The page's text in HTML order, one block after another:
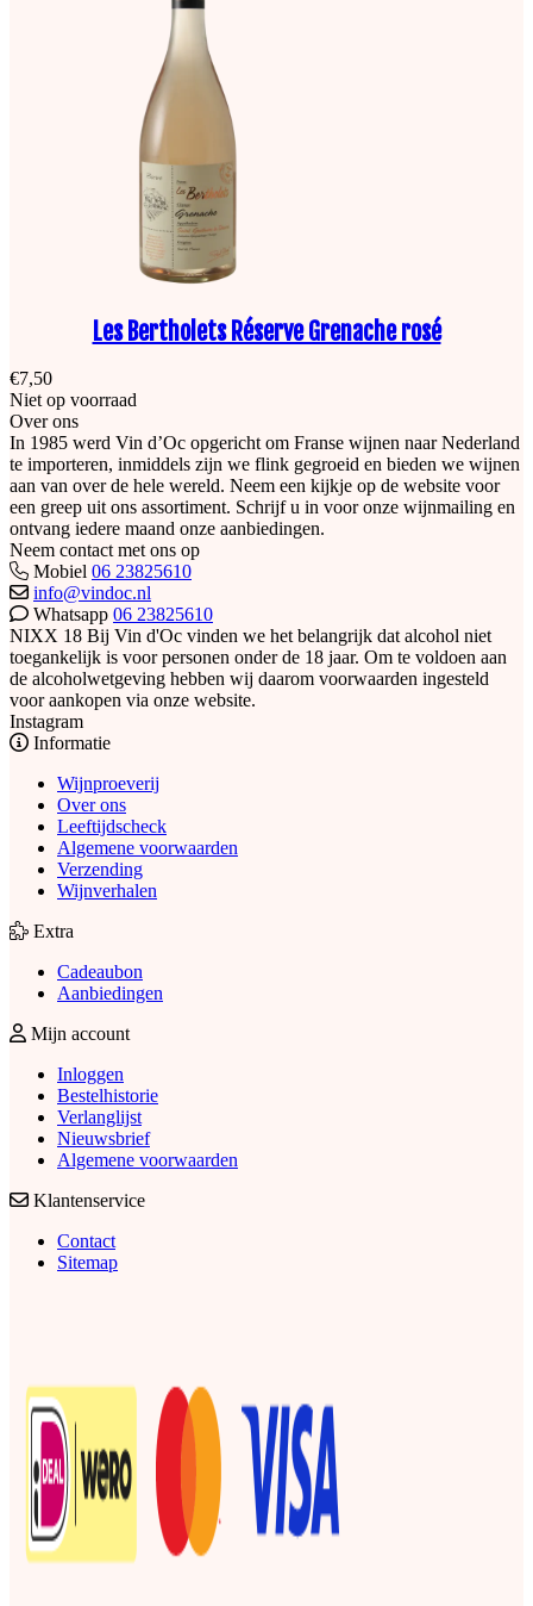
Les Bertholets Réserve Grenache rosé
€7,50
Niet op voorraad
Over ons
In 1985 werd Vin d’Oc opgericht om Franse wijnen naar Nederland
te importeren, inmiddels zijn we flink gegroeid en bieden we wijnen
aan van over de hele wereld. Neem een kijkje op de website voor
een greep uit ons assortiment. Schrijf u in voor onze wijnmailing en
ontvang iedere maand onze aanbiedingen.
Neem contact met ons op
Mobiel 06 23825610
info@vindoc.nl
Whatsapp 06 23825610
NIXX 18 Bij Vin d'Oc vinden we het belangrijk dat alcohol niet
toegankelijk is voor personen onder de 18 jaar. Om te voldoen aan
de alcoholwetgeving hebben wij daarom voorwaarden ingesteld
voor aankopen via onze website.
Instagram
Informatie
Wijnproeverij
Over ons
Leeftijdscheck
Algemene voorwaarden
Verzending
Wijnverhalen
Extra
Cadeaubon
Aanbiedingen
Mijn account
Inloggen
Bestelhistorie
Verlanglijst
Nieuwsbrief
Algemene voorwaarden
Klantenservice
Contact
Sitemap